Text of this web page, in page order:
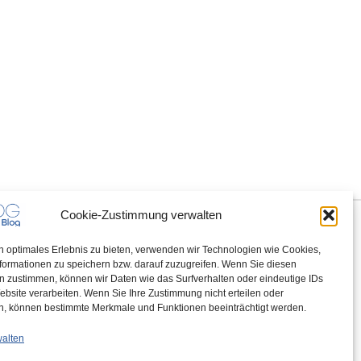
Cookie-Zustimmung verwalten
optimales Erlebnis zu bieten, verwenden wir Technologien wie Cookies,
zu speichern bzw. darauf zuzugreifen. Wenn Sie diesen
zustimmen, können wir Daten wie das Surfverhalten oder eindeutige IDs
verarbeiten. Wenn Sie Ihre Zustimmung nicht erteilen oder
können bestimmte Merkmale und Funktionen beeinträchtigt werden.